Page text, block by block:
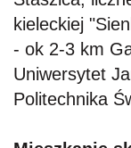
kieleckiej
- ok 2-3 km
Uniwersytet
Politechnika